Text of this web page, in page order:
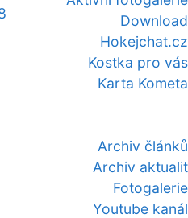
Download
Hokejchat.cz
Kostka pro vás
Karta Kometa
Archiv článků
Archiv aktualit
Fotogalerie
Youtube kanál